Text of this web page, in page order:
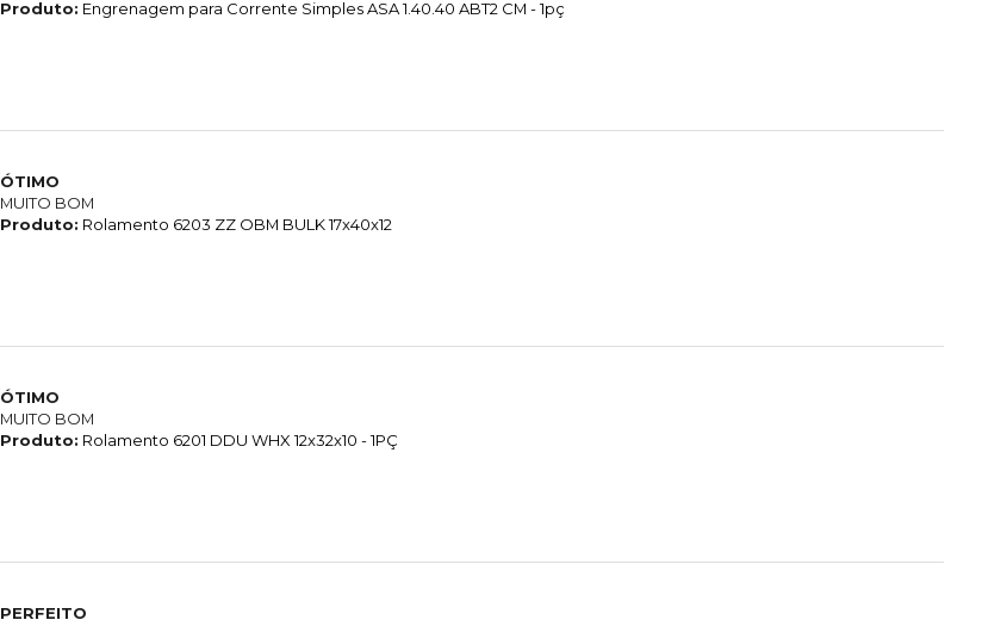
Produto: Engrenagem para Corrente Simples ASA 1.40.40 ABT2 CM - 1pç
ÓTIMO
MUITO BOM
Produto: Rolamento 6203 ZZ OBM BULK 17x40x12
ÓTIMO
MUITO BOM
Produto: Rolamento 6201 DDU WHX 12x32x10 - 1PÇ
PERFEITO